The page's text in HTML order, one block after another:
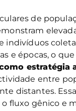
de
indivíduos
e épocas, o
estratégia
entre
distantes.
fluxo gênico e